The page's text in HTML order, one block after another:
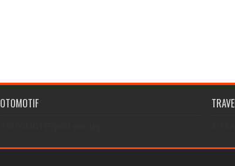
OTOMOTIF